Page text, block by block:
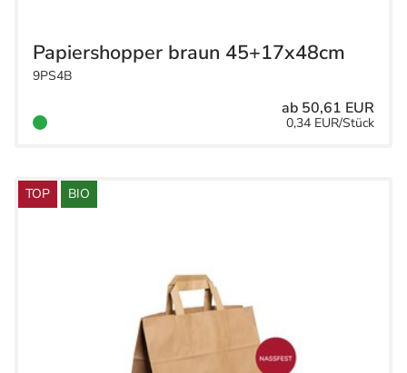
Papiershopper braun 45+17x48cm
9PS4B
ab 50,61 EUR
0,34 EUR/Stück
TOP BIO